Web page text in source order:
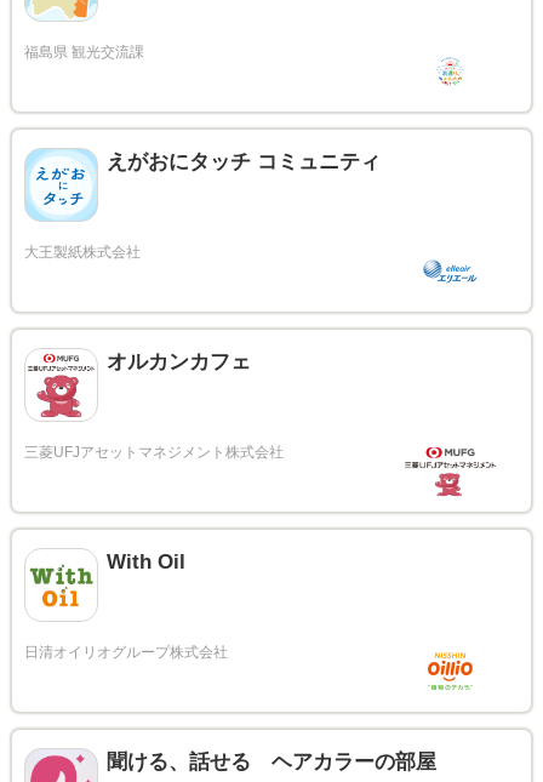
えがおにタッチ コミュニティ
オルカンカフェ
With Oil
聞ける、話せる ヘアカラーの部屋